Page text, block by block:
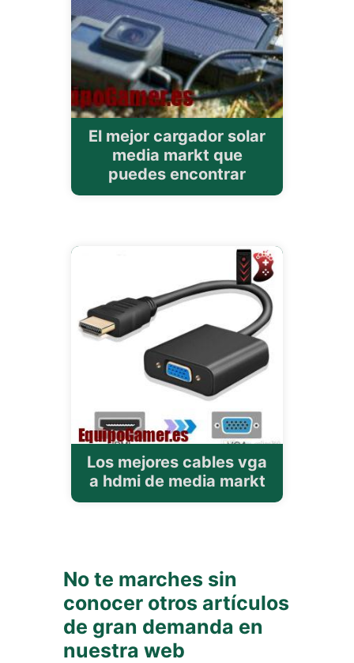
El mejor cargador solar
media markt que
puedes encontrar
Los mejores cables vga
a hdmi de media markt
No te marches sin
conocer otros artículos
de gran demanda en
nuestra web